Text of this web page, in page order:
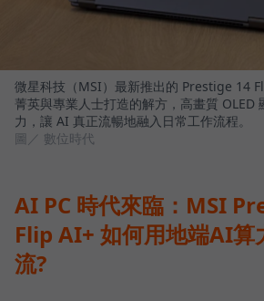
微星科技（MSI）最新推出的 Prestige 14
菁英與專業人士打造的解方，高畫質 OLED
力，讓 AI 真正流暢地融入日常工作流程。
圖／ 數位時代
AI PC 時代來臨：MSI
Flip AI+ 如何用地端AI算
流?